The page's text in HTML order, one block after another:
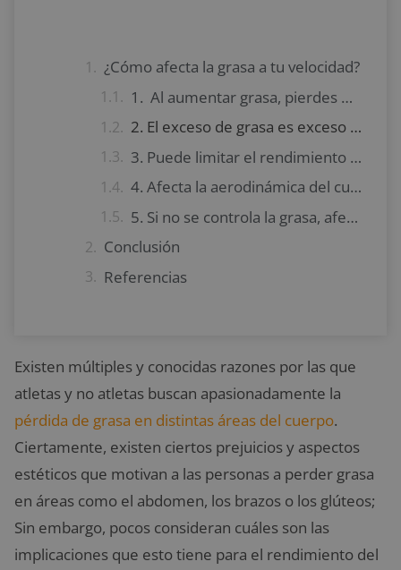
¿Cómo afecta la grasa a tu velocidad?
1. Al aumentar grasa, pierdes músculo
2. El exceso de grasa es exceso de peso
3. Puede limitar el rendimiento anaeróbico
4. Afecta la aerodinámica del cuerpo
5. Si no se controla la grasa, afecta a tu desempeño
Conclusión
Referencias
Existen múltiples y conocidas razones por las que
atletas y no atletas buscan apasionadamente la
pérdida de grasa en distintas áreas del cuerpo.
Ciertamente, existen ciertos prejuicios y aspectos
estéticos que motivan a las personas a perder grasa
en áreas como el abdomen, los brazos o los glúteos;
Sin embargo, pocos consideran cuáles son las
implicaciones que esto tiene para el rendimiento del